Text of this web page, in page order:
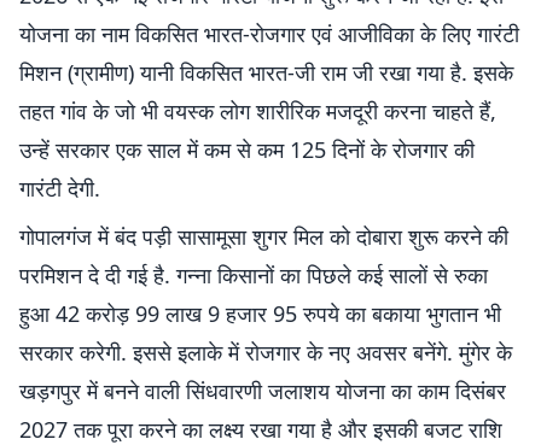
योजना का नाम विकसित भारत-रोजगार एवं आजीविका के लिए गारंटी
मिशन (ग्रामीण) यानी विकसित भारत-जी राम जी रखा गया है. इसके
तहत गांव के जो भी वयस्क लोग शारीरिक मजदूरी करना चाहते हैं,
उन्हें सरकार एक साल में कम से कम 125 दिनों के रोजगार की
गारंटी देगी.
गोपालगंज में बंद पड़ी सासामूसा शुगर मिल को दोबारा शुरू करने की
परमिशन दे दी गई है. गन्ना किसानों का पिछले कई सालों से रुका
हुआ 42 करोड़ 99 लाख 9 हजार 95 रुपये का बकाया भुगतान भी
सरकार करेगी. इससे इलाके में रोजगार के नए अवसर बनेंगे. मुंगेर के
खड़गपुर में बनने वाली सिंधवारणी जलाशय योजना का काम दिसंबर
2027 तक पूरा करने का लक्ष्य रखा गया है और इसकी बजट राशि